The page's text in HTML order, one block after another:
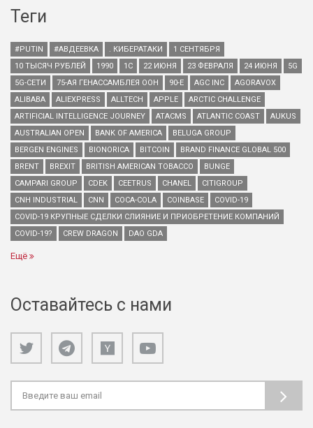
Теги
#PUTIN #АВДЕЕВКА . КИБЕРАТАКИ
1 СЕНТЯБРЯ
10 ТЫСЯЧ РУБЛЕЙ
1990 1С 22 ИЮНЯ 23 ФЕВРАЛЯ 24 ИЮНЯ
5G
5G-СЕТИ
75-АЯ ГЕНАССАМБЛЕЯ ООН 90-Е AGC INC
AGORAVOX
ALIBABA
ALIEXPRESS ALLTECH APPLE
ARCTIC CHALLENGE
ARTIFICIAL INTELLIGENCE JOURNEY
ATACMS ATLANTIC COAST
AUKUS
AUSTRALIAN OPEN
BANK OF AMERICA
BELUGA GROUP
BERGEN ENGINES
BIONORICA BITCOIN
BRAND FINANCE GLOBAL 500
BRENT
BREXIT BRITISH AMERICAN TOBACCO
BUNGE
CAMPARI GROUP
CDEK CEETRUS CHANEL
CITIGROUP
CNH INDUSTRIAL
CNN COCA-COLA COINBASE
COVID-19
COVID-19 КРУПНЫЕ СДЕЛКИ СЛИЯНИЕ И ПРИОБРЕТЕНИЕ КОМПАНИЙ
COVID-19?
CREW DRAGON DAO GDA
Ещё
Оставайтесь с нами